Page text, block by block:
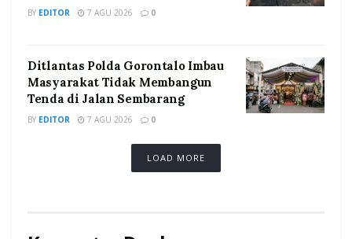
BY EDITOR 7 AGU 2026 0
Ditlantas Polda Gorontalo Imbau
Masyarakat Tidak Membangun
Tenda di Jalan Sembarang
BY EDITOR 7 AGU 2026 0
LOAD MORE